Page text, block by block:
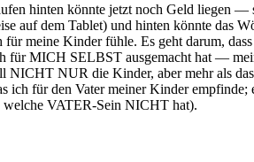
hinten könnte jetzt noch Geld liegen
auf dem Tablet) und hinten könnte das
meine Kinder fühle. Es geht darum,
MICH SELBST ausgemacht hat —
NUR die Kinder, aber mehr als
ich für den Vater meiner Kinder
VATER-Sein NICHT hat).